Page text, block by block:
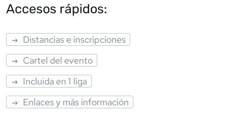
Accesos rápidos:
Distancias e inscripciones
Cartel del evento
Incluida en 1 liga
Enlaces y más información